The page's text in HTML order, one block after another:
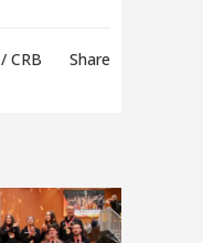
/ CRB Share